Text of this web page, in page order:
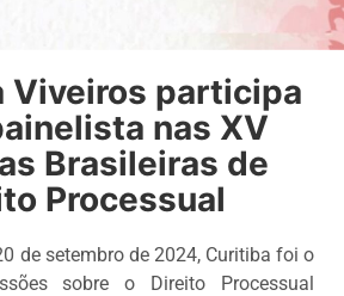
Viveiros participa
nas XV
Brasileiras de
Processual
de setembro de 2024, Curitiba foi o
sobre o Direito Processual